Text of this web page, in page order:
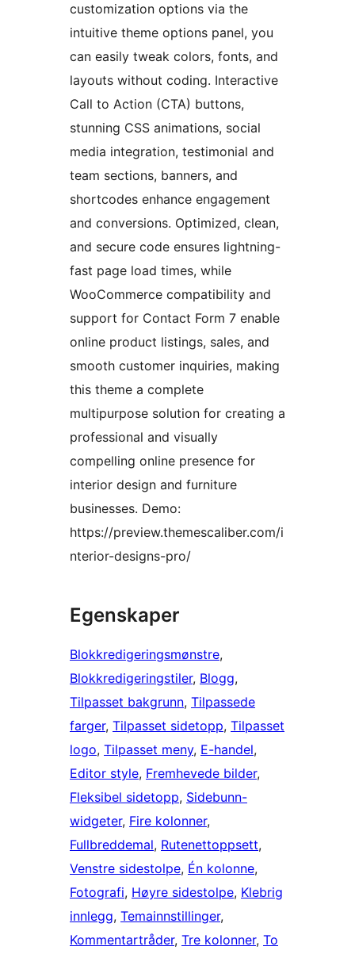
customization options via the
intuitive theme options panel, you
can easily tweak colors, fonts, and
layouts without coding. Interactive
Call to Action (CTA) buttons,
stunning CSS animations, social
media integration, testimonial and
team sections, banners, and
shortcodes enhance engagement
and conversions. Optimized, clean,
and secure code ensures lightning-
fast page load times, while
WooCommerce compatibility and
support for Contact Form 7 enable
online product listings, sales, and
smooth customer inquiries, making
this theme a complete
multipurpose solution for creating a
professional and visually
compelling online presence for
interior design and furniture
businesses. Demo:
https://preview.themescaliber.com/i
nterior-designs-pro/
Egenskaper
Blokkredigeringsmønstre
Blokkredigeringstiler, Blogg
Tilpasset bakgrunn, Tilpassede
farger, Tilpasset sidetopp, Tilpasset
logo, Tilpasset meny, E-handel
Editor style, Fremhevede bilder
Fleksibel sidetopp, Sidebunn-
widgeter, Fire kolonner
Fullbreddemal, Rutenettoppsett
Venstre sidestolpe, Én kolonne
Fotografi, Høyre sidestolpe, Klebrig
innlegg, Temainnstillinger
Kommentartråder, Tre kolonner, To